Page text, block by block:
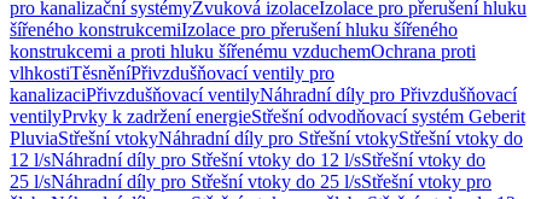
pro kanalizační systémyZvuková izolaceIzolace pro přerušení hluku
šířeného konstrukcemiIzolace pro přerušení hluku šířeného
konstrukcemi a proti hluku šířenému vzduchemOchrana proti
vlhkostiTěsněníPřivzdušňovací ventily pro
kanalizaciPřivzdušňovací ventilyNáhradní díly pro Přivzdušňovací
ventilyPrvky k zadržení energieStřešní odvodňovací systém Geberit
PluviaStřešní vtokyNáhradní díly pro Střešní vtokyStřešní vtoky do
12 l/sNáhradní díly pro Střešní vtoky do 12 l/sStřešní vtoky do
25 l/sNáhradní díly pro Střešní vtoky do 25 l/sStřešní vtoky pro